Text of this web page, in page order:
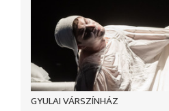
GYULAI VÁRSZÍNHÁZ